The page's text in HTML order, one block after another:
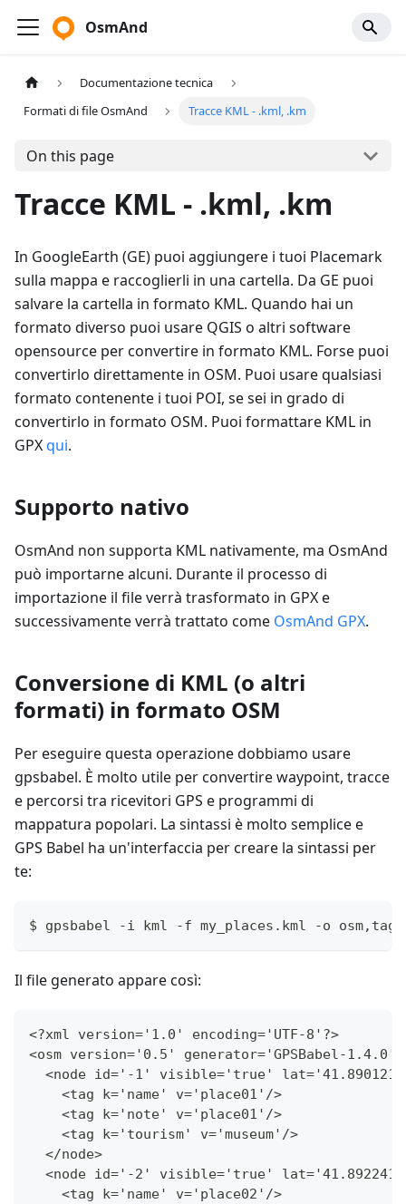
OsmAnd
Documentazione tecnica
Formati di file OsmAnd
Tracce KML - .kml, .km
On this page
Tracce KML - .kml, .km
In GoogleEarth (GE) puoi aggiungere i tuoi Placemark
sulla mappa e raccoglierli in una cartella. Da GE puoi
salvare la cartella in formato KML. Quando hai un
formato diverso puoi usare QGIS o altri software
opensource per convertire in formato KML. Forse puoi
convertirlo direttamente in OSM. Puoi usare qualsiasi
formato contenente i tuoi POI, se sei in grado di
convertirlo in formato OSM. Puoi formattare KML in
GPXqui.
Supporto nativo
OsmAnd non supporta KML nativamente, ma OsmAnd
può importarne alcuni. Durante il processo di
importazione il file verrà trasformato in GPX e
successivamente verrà trattato come OsmAnd GPX.
Conversione di KML (o altri
formati) in formato OSM
Per eseguire questa operazione dobbiamo usare
gpsbabel. È molto utile per convertire waypoint, tracce
e percorsi tra ricevitori GPS e programmi di
mappatura popolari. La sintassi è molto semplice e
GPS Babel ha un'interfaccia per creare la sintassi per
te:
$ gpsbabel -i kml -f my_places.kml -o
Il file generato appare così:
<?xml version='1.0' encoding='UTF-8'?>
<osm version='0.5' generator='GPSBabel-1.4.0'>
<node id='-1' visible='true'
    <tag k='name' v='place01'/>
    <tag k='note' v='place01'/>
    <tag k='tourism' v='museum'/>
  </node>
<node id='-2' visible='true'
    <tag k='name' v='place02'/>